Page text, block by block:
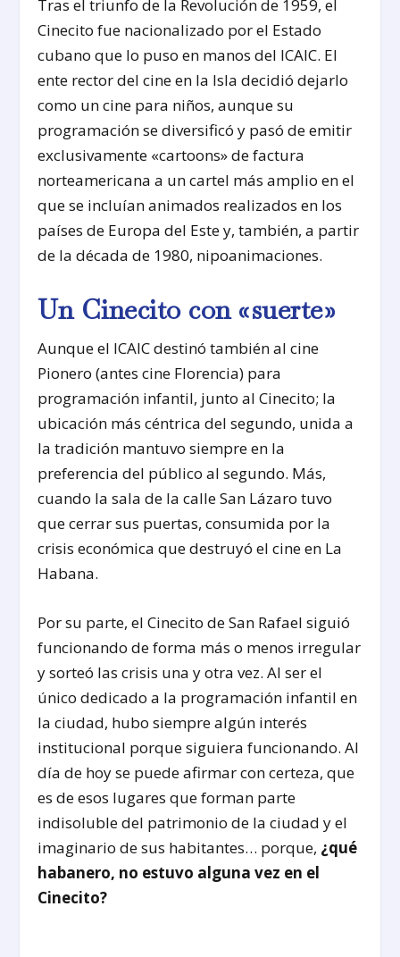
Tras el triunfo de la Revolución de 1959, el
Cinecito fue nacionalizado por el Estado
cubano que lo puso en manos del ICAIC. El
ente rector del cine en la Isla decidió dejarlo
como un cine para niños, aunque su
programación se diversificó y pasó de emitir
exclusivamente «cartoons» de factura
norteamericana a un cartel más amplio en el
que se incluían animados realizados en los
países de Europa del Este y, también, a partir
de la década de 1980, nipoanimaciones.
Un Cinecito con «suerte»
Aunque el ICAIC destinó también al cine
Pionero (antes cine Florencia) para
programación infantil, junto al Cinecito; la
ubicación más céntrica del segundo, unida a
la tradición mantuvo siempre en la
preferencia del público al segundo. Más,
cuando la sala de la calle San Lázaro tuvo
que cerrar sus puertas, consumida por la
crisis económica que destruyó el cine en La
Habana.
Por su parte, el Cinecito de San Rafael siguió
funcionando de forma más o menos irregular
y sorteó las crisis una y otra vez. Al ser el
único dedicado a la programación infantil en
la ciudad, hubo siempre algún interés
institucional porque siguiera funcionando. Al
día de hoy se puede afirmar con certeza, que
es de esos lugares que forman parte
indisoluble del patrimonio de la ciudad y el
imaginario de sus habitantes… porque, ¿qué
habanero, no estuvo alguna vez en el
Cinecito?